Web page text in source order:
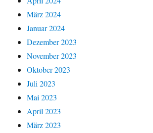
März 2024
Januar 2024
Dezember 2023
November 2023
Oktober 2023
Juli 2023
Mai 2023
April 2023
März 2023